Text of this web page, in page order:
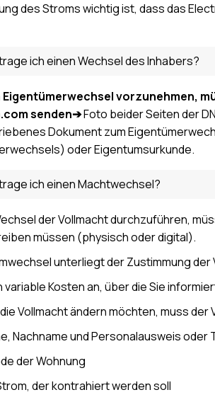
des Stroms wichtig ist, dass das
ich einen Wechsel des Inhabers?
Eigentümerwechsel vorzunehmen,
senden➔Foto beider Seiten der
Dokument zum
oder Eigentumsurkunde.
ich einen Machtwechsel?
der Vollmacht durchzuführen,
müssen (physisch oder digital).
unterliegt der Zustimmung
variable Kosten an, über die Sie
Vollmacht ändern möchten, muss
Nachname und Personalausweis oder
der Wohnung
der kontrahiert werden soll